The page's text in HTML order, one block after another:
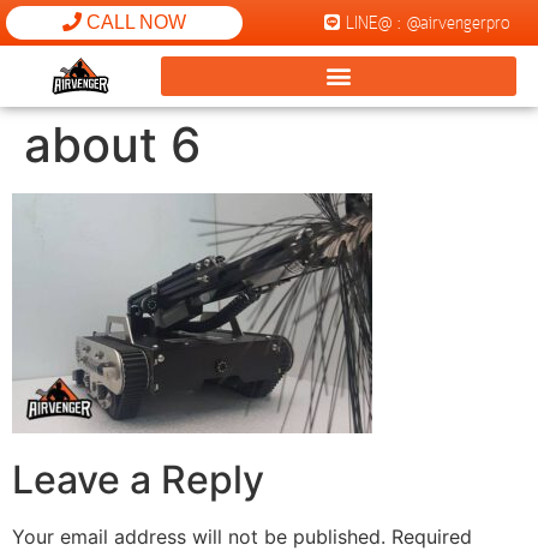
CALL NOW LINE@ : @airvengerpro
about 6
Leave a Reply
Your email address will not be published. Required